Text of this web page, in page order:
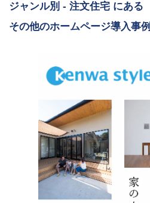
ジャンル別 - 注文住宅 にある
その他のホームページ導入事例